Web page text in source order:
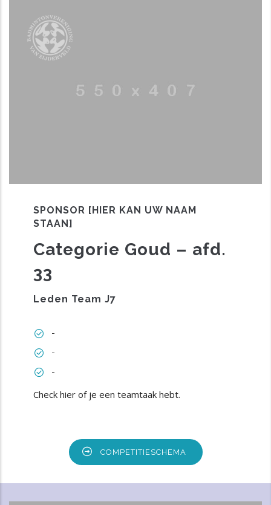
SPONSOR [HIER KAN UW NAAM
STAAN]
Categorie Goud – afd.
33
Leden Team J7
-
-
-
Check hier of je een teamtaak hebt.
COMPETITIESCHEMA